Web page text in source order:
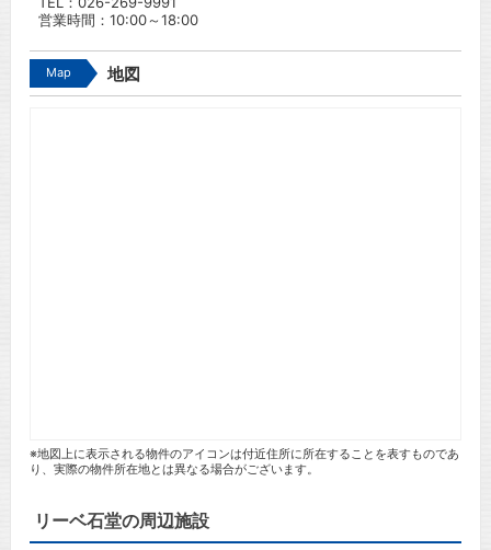
営業時間：10:00～18:00
Map 地図
※地図上に表示される物件のアイコンは付近住所に所在することを表すものであ
り、実際の物件所在地とは異なる場合がございます。
リーベ石堂の周辺施設